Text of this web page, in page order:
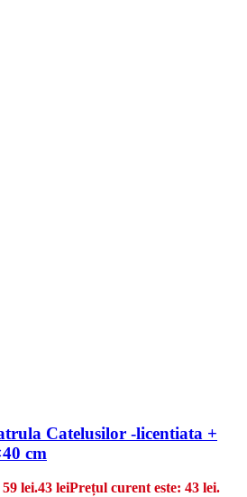
Catelusilor -licentiata +
cm
lei.43 leiPrețul curent este: 43 lei.